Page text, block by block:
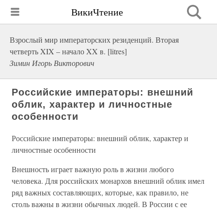
ВикиЧтение
Взрослый мир императорских резиденций. Вторая
четверть XIX – начало XX в. [litres]
Зимин Игорь Викторович
Российские императоры: внешний
облик, характер и личностные
особенности
Российские императоры: внешний облик, характер и
личностные особенности
Внешность играет важную роль в жизни любого
человека. Для российских монархов внешний облик имел
ряд важных составляющих, которые, как правило, не
столь важны в жизни обычных людей. В России с ее